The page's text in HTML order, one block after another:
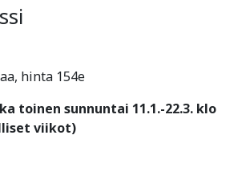
hinta 154e
toinen sunnuntai 11.1.-22.3. klo
viikot)